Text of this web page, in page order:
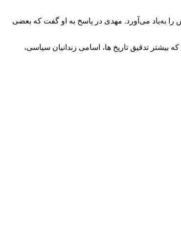
نوری که پرسید چطور در باره گفته‌هایش در اداره پلیس سوئد مردد است و اظهار بی‌اطلاعی می‌کند، اما وقایع ۳۳ سال پیش را به‌یاد می‌آورد. مهدی در پاسخ به او گفت که بعضی
بیشتر تدقیق تاریخ ها، اسامی زندانیان سیاسی،